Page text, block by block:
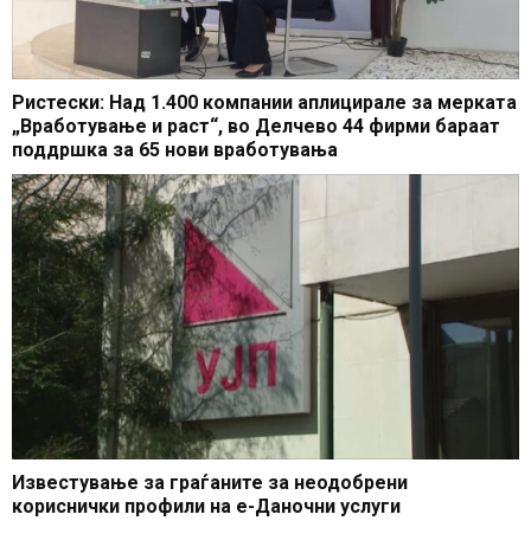
Ристески: Над 1.400 компании аплицирале за мерката
„Вработување и раст“, во Делчево 44 фирми бараат
поддршка за 65 нови вработувања
Известување за граѓаните за неодобрени
кориснички профили на е-Даночни услуги